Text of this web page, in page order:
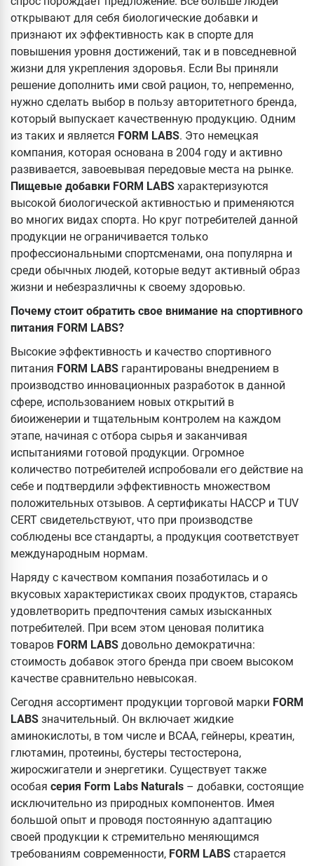
открывают для себя биологические добавки и
признают их эффективность как в спорте для
повышения уровня достижений, так и в повседневной
жизни для укрепления здоровья. Если Вы приняли
решение дополнить ими свой рацион, то, непременно,
нужно сделать выбор в пользу авторитетного бренда,
который выпускает качественную продукцию. Одним
из таких и является FORM LABS. Это немецкая
компания, которая основана в 2004 году и активно
развивается, завоевывая передовые места на рынке.
Пищевые добавки FORM LABS характеризуются
высокой биологической активностью и применяются
во многих видах спорта. Но круг потребителей данной
продукции не ограничивается только
профессиональными спортсменами, она популярна и
среди обычных людей, которые ведут активный образ
жизни и небезразличны к своему здоровью.
Почему стоит обратить свое внимание на спортивного
питания FORM LABS?
Высокие эффективность и качество спортивного
питания FORM LABS гарантированы внедрением в
производство инновационных разработок в данной
сфере, использованием новых открытий в
биоиженерии и тщательным контролем на каждом
этапе, начиная с отбора сырья и заканчивая
испытаниями готовой продукции. Огромное
количество потребителей испробовали его действие на
себе и подтвердили эффективность множеством
положительных отзывов. А сертификаты HACCP и TUV
CERT свидетельствуют, что при производстве
соблюдены все стандарты, а продукция соответствует
международным нормам.
Наряду с качеством компания позаботилась и о
вкусовых характеристиках своих продуктов, стараясь
удовлетворить предпочтения самых изысканных
потребителей. При всем этом ценовая политика
товаров FORM LABS довольно демократична:
стоимость добавок этого бренда при своем высоком
качестве сравнительно невысокая.
Сегодня ассортимент продукции торговой марки FORM
LABS значительный. Он включает жидкие
аминокислоты, в том числе и ВСАА, гейнеры, креатин,
глютамин, протеины, бустеры тестостерона,
жиросжигатели и энергетики. Существует также
особая серия Form Labs Naturals – добавки, состоящие
исключительно из природных компонентов. Имея
большой опыт и проводя постоянную адаптацию
своей продукции к стремительно меняющимся
требованиям современности, FORM LABS старается